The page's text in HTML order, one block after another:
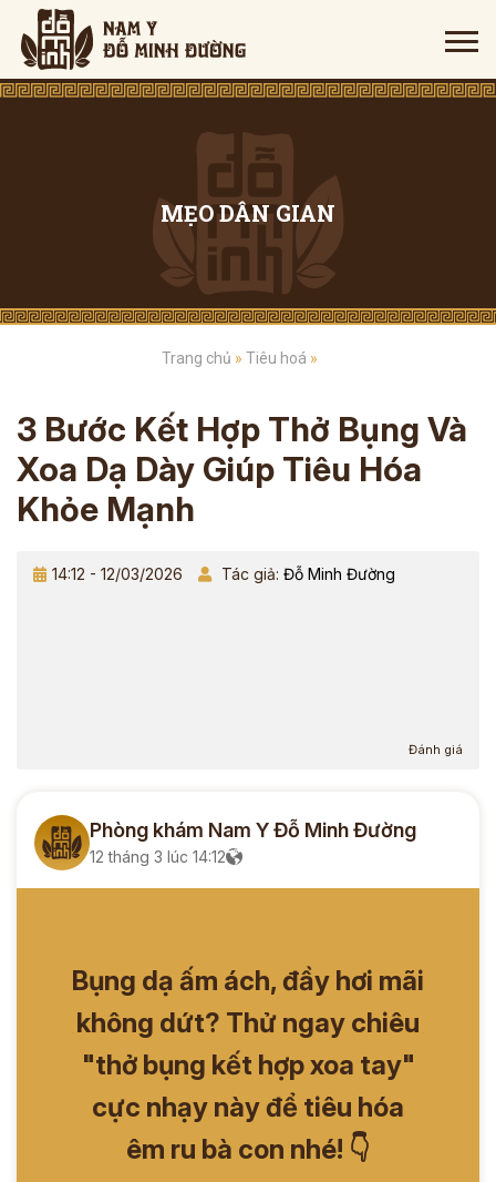
MẸO DÂN GIAN
Trang chủ » Tiêu hoá »
3 Bước Kết Hợp Thở Bụng Và
Xoa Dạ Dày Giúp Tiêu Hóa
Khỏe Mạnh
14:12 - 12/03/2026 Tác giả: Đỗ Minh Đường
Đánh giá
Phòng khám Nam Y Đỗ Minh Đường
12 tháng 3 lúc 14:12
Bụng dạ ấm ách, đầy hơi mãi
không dứt? Thử ngay chiêu
"thở bụng kết hợp xoa tay"
cực nhạy này để tiêu hóa
êm ru bà con nhé! 👇